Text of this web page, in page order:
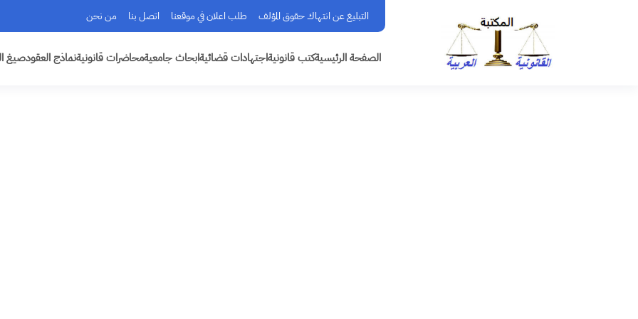
التبليغ عن انتهاك حقوق المؤلف طلب اعلان في موقعنا اتصل بنا من نحن
الصفحة الرئيسيةكتب قانونيةاجتهادات قضائيةابحاث جامعيةمحاضرات قانونيةنماذج العقودصيغ